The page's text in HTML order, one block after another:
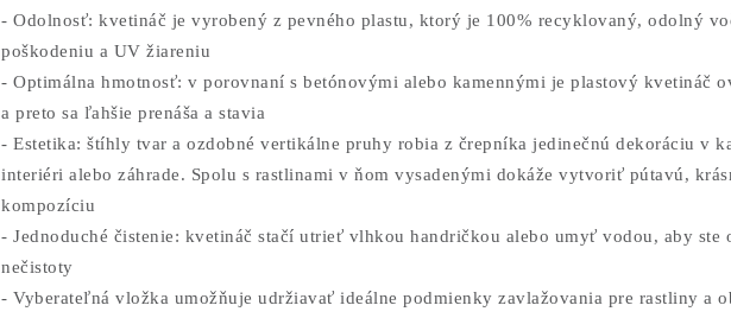
- Odolnosť: kvetináč je vyrobený z pevného plastu, ktorý je 100% recyklovaný, odolný
poškodeniu a UV žiareniu
- Optimálna hmotnosť: v porovnaní s betónovými alebo kamennými je plastový kvetináč
a preto sa ľahšie prenáša a stavia
- Estetika: štíhly tvar a ozdobné vertikálne pruhy robia z črepníka jedinečnú dekoráciu v
interiéri alebo záhrade. Spolu s rastlinami v ňom vysadenými dokáže vytvoriť pútavú,
kompozíciu
- Jednoduché čistenie: kvetináč stačí utrieť vlhkou handričkou alebo umyť vodou, aby ste
nečistoty
- Vyberateľná vložka umožňuje udržiavať ideálne podmienky zavlažovania pre rastliny a